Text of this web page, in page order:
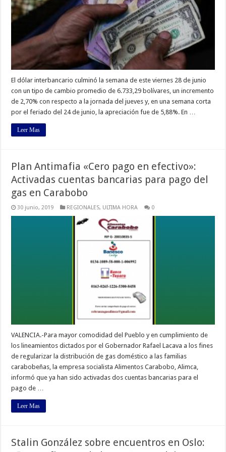
El dólar interbancario culminó la semana de este viernes 28 de junio
con un tipo de cambio promedio de 6.733,29 bolívares, un incremento
de 2,70% con respecto a la jornada del jueves y, en una semana corta
por el feriado del 24 de junio, la apreciación fue de 5,88%. En …
Leer Mas
Plan Antimafia «Cero pago en efectivo»:
Activadas cuentas bancarias para pago del
gas en Carabobo
30 junio, 2019 REGIONALES, ULTIMA HORA 0
VALENCIA.-Para mayor comodidad del Pueblo y en cumplimiento de
los lineamientos dictados por el Gobernador Rafael Lacava a los fines
de regularizar la distribución de gas doméstico a las familias
carabobeñas, la empresa socialista Alimentos Carabobo, Alimca,
informó que ya han sido activadas dos cuentas bancarias para el
pago de …
Leer Mas
Stalin González sobre encuentros en Oslo: